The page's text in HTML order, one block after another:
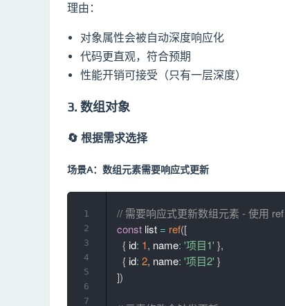
理由：
对象属性会被自动深度响应化
代码更直观，符合预期
性能开销可接受（只有一层深度）
3. 数组对象
🔄 根据需求选择
场景A：数组元素需要响应式更新
// 需要响应式更新数组元素 - 使用 ref
const list = ref([
{ id: 1, name: '项目1' },
{ id: 2, name: '项目2' }
])
1
2
3
4
5
6
7